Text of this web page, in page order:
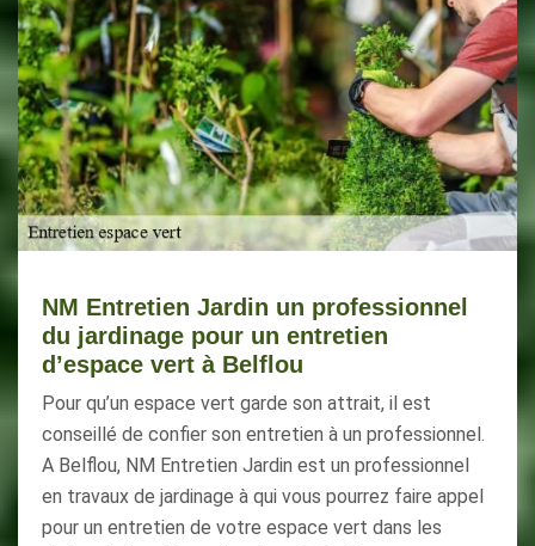
NM Entretien Jardin un professionnel
du jardinage pour un entretien
d’espace vert à Belflou
Pour qu’un espace vert garde son attrait, il est
conseillé de confier son entretien à un professionnel.
A Belflou, NM Entretien Jardin est un professionnel
en travaux de jardinage à qui vous pourrez faire appel
pour un entretien de votre espace vert dans les